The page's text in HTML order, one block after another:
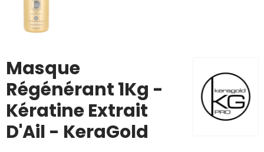
Masque
Régénérant 1Kg -
Kératine Extrait
D'Ail - KeraGold